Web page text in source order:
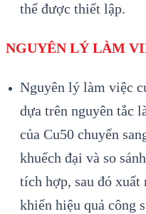
thể được thiết lập.
NGUYÊN LÝ LÀM
Nguyên lý làm việc
dựa trên nguyên tắc
của Cu50 chuyển
khuếch đại và so
tích hợp, sau đó
khiển hiệu quả công